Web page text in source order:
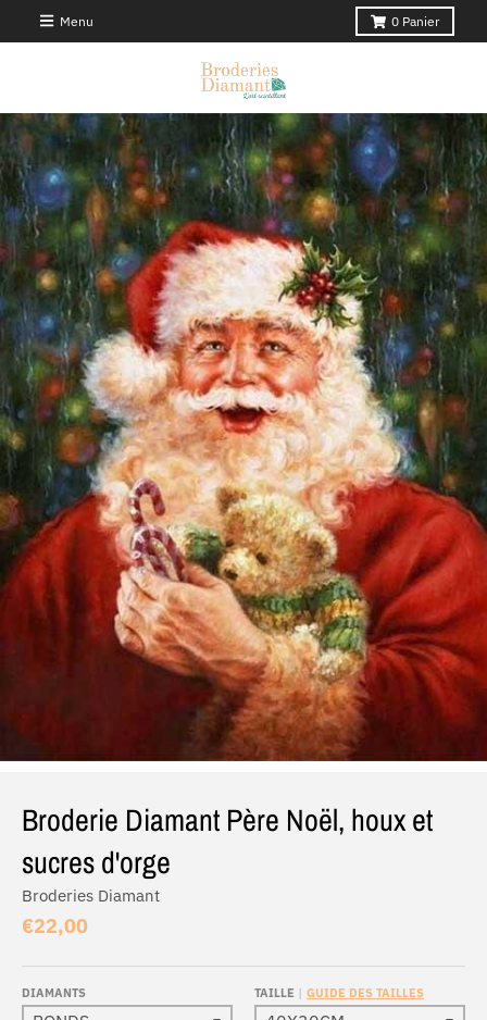
Menu 0 Panier
Broderie Diamant Père Noël, houx et
sucres d'orge
Broderies Diamant
€22,00
DIAMANTS TAILLE GUIDE DES TAILLES